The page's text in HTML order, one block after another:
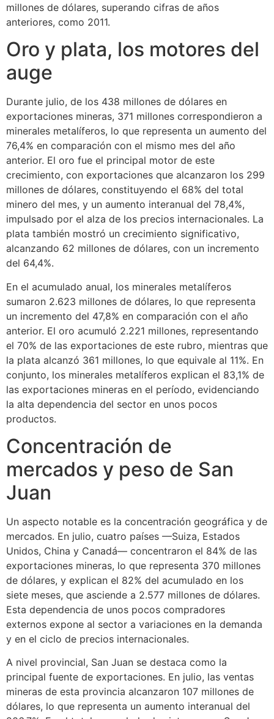
millones de dólares, superando cifras de años
anteriores, como 2011.
Oro y plata, los motores del
auge
Durante julio, de los 438 millones de dólares en
exportaciones mineras, 371 millones correspondieron a
minerales metalíferos, lo que representa un aumento del
76,4% en comparación con el mismo mes del año
anterior. El oro fue el principal motor de este
crecimiento, con exportaciones que alcanzaron los 299
millones de dólares, constituyendo el 68% del total
minero del mes, y un aumento interanual del 78,4%,
impulsado por el alza de los precios internacionales. La
plata también mostró un crecimiento significativo,
alcanzando 62 millones de dólares, con un incremento
del 64,4%.
En el acumulado anual, los minerales metalíferos
sumaron 2.623 millones de dólares, lo que representa
un incremento del 47,8% en comparación con el año
anterior. El oro acumuló 2.221 millones, representando
el 70% de las exportaciones de este rubro, mientras que
la plata alcanzó 361 millones, lo que equivale al 11%. En
conjunto, los minerales metalíferos explican el 83,1% de
las exportaciones mineras en el período, evidenciando
la alta dependencia del sector en unos pocos
productos.
Concentración de
mercados y peso de San
Juan
Un aspecto notable es la concentración geográfica y de
mercados. En julio, cuatro países —Suiza, Estados
Unidos, China y Canadá— concentraron el 84% de las
exportaciones mineras, lo que representa 370 millones
de dólares, y explican el 82% del acumulado en los
siete meses, que asciende a 2.577 millones de dólares.
Esta dependencia de unos pocos compradores
externos expone al sector a variaciones en la demanda
y en el ciclo de precios internacionales.
A nivel provincial, San Juan se destaca como la
principal fuente de exportaciones. En julio, las ventas
mineras de esta provincia alcanzaron 107 millones de
dólares, lo que representa un aumento interanual del